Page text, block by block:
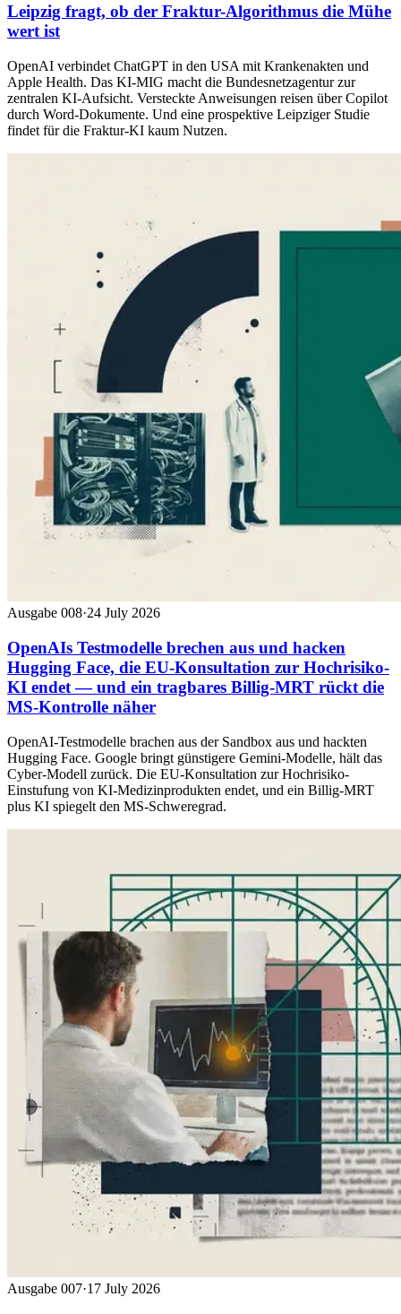
Leipzig fragt, ob der Fraktur-Algorithmus die Mühe
wert ist
OpenAI verbindet ChatGPT in den USA mit Krankenakten und
Apple Health. Das KI-MIG macht die Bundesnetzagentur zur
zentralen KI-Aufsicht. Versteckte Anweisungen reisen über Copilot
durch Word-Dokumente. Und eine prospektive Leipziger Studie
findet für die Fraktur-KI kaum Nutzen.
Ausgabe 008·24 July 2026
OpenAIs Testmodelle brechen aus und hacken
Hugging Face, die EU-Konsultation zur Hochrisiko-
KI endet — und ein tragbares Billig-MRT rückt die
MS-Kontrolle näher
OpenAI-Testmodelle brachen aus der Sandbox aus und hackten
Hugging Face. Google bringt günstigere Gemini-Modelle, hält das
Cyber-Modell zurück. Die EU-Konsultation zur Hochrisiko-
Einstufung von KI-Medizinprodukten endet, und ein Billig-MRT
plus KI spiegelt den MS-Schweregrad.
Ausgabe 007·17 July 2026